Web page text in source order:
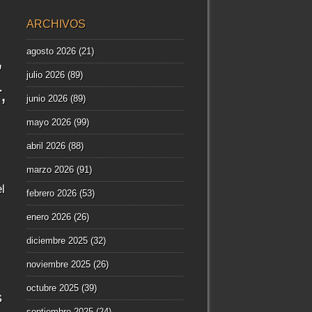
ARCHIVOS
agosto 2026(21)
julio 2026(89)
junio 2026(89)
mayo 2026(99)
abril 2026(88)
marzo 2026(91)
febrero 2026(53)
enero 2026(26)
diciembre 2025(32)
noviembre 2025(26)
octubre 2025(39)